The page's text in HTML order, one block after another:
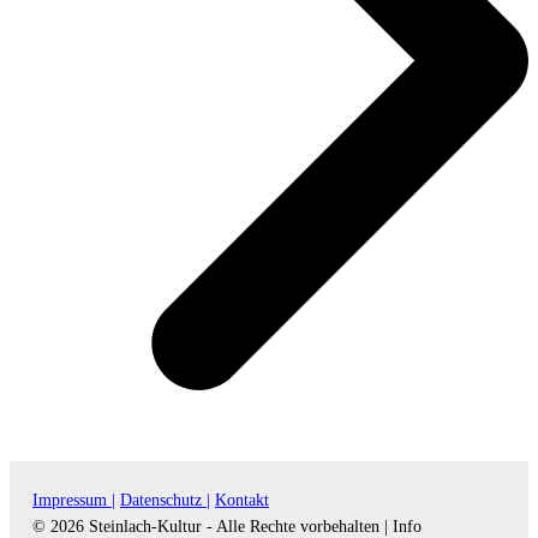
Impressum | Datenschutz |
Kontakt
© 2026 Steinlach-Kultur - Alle Rechte vorbehalten |
Info